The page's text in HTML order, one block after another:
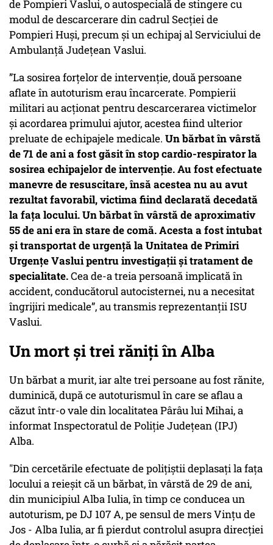
de Pompieri Vaslui, o autospecială de stingere cu
modul de descarcerare din cadrul Secţiei de
Pompieri Huşi, precum şi un echipaj al Serviciului de
Ambulanţă Judeţean Vaslui.
”La sosirea forţelor de intervenţie, două persoane
aflate în autoturism erau încarcerate. Pompierii
militari au acţionat pentru descarcerarea victimelor
şi acordarea primului ajutor, acestea fiind ulterior
preluate de echipajele medicale. Un bărbat în vârstă
de 71 de ani a fost găsit în stop cardio-respirator la
sosirea echipajelor de intervenţie. Au fost efectuate
manevre de resuscitare, însă acestea nu au avut
rezultat favorabil, victima fiind declarată decedată
la faţa locului. Un bărbat în vârstă de aproximativ
55 de ani era în stare de comă. Acesta a fost intubat
şi transportat de urgenţă la Unitatea de Primiri
Urgenţe Vaslui pentru investigaţii şi tratament de
specialitate.Cea de-a treia persoană implicată în
accident, conducătorul autocisternei, nu a necesitat
îngrijiri medicale”, au transmis reprezentanţii ISU
Vaslui.
Un mort și trei răniți în Alba
Un bărbat a murit, iar alte trei persoane au fost rănite,
duminică, după ce autoturismul în care se aflau a
căzut într-o vale din localitatea Pârâu lui Mihai, a
informat Inspectoratul de Poliţie Judeţean (IPJ)
Alba.
"Din cercetările efectuate de poliţiştii deplasaţi la faţa
locului a reieşit că un bărbat, în vârstă de 29 de ani,
din municipiul Alba Iulia, în timp ce conducea un
autoturism, pe DJ 107 A, pe sensul de mers Vinţu de
Jos - Alba Iulia, ar fi pierdut controlul asupra direcţiei